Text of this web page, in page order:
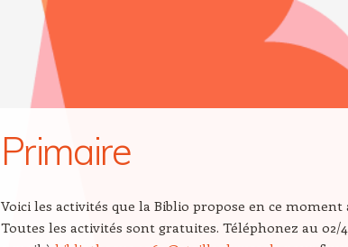
Primaire
Voici les activités que la Biblio propose en ce moment
Toutes les activités sont gratuites. Téléphonez au 02/